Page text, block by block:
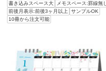
書き込みスペース大
メモスペース:罫線無し
前後月表示:前後3ヶ月以上
サンプルOK
10冊から注文可能